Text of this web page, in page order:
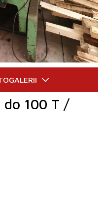
do 100 T /